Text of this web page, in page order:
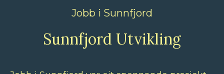
Jobb i Sunnfjord
Sunnfjord Utvikling